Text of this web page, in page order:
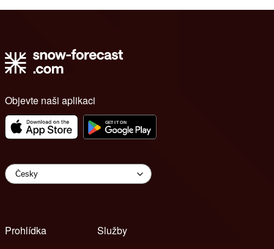
Objevte naši aplikaci
Prohlídka
Služby